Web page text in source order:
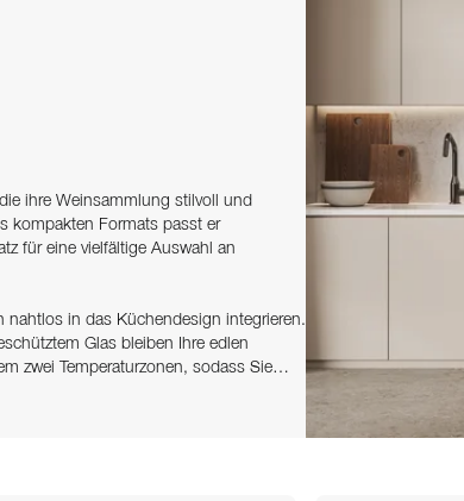
ihre Weinsammlung stilvoll und
kompakten Formats passt er
für eine vielfältige Auswahl an
nahtlos in das Küchendesign integrieren.
Glas bleiben Ihre edlen
zwei Temperaturzonen, sodass Sie